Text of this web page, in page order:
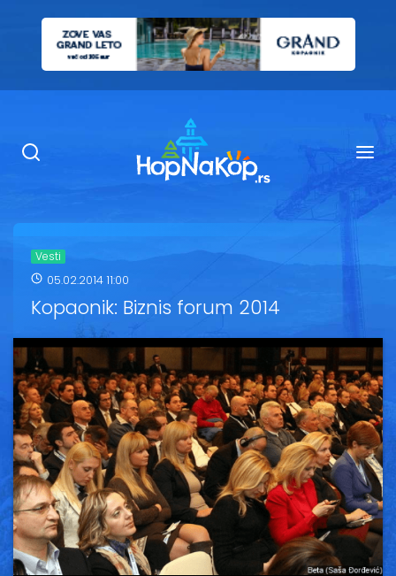
Ugostiteljstvo
Kop Info
Ski renta
Vesti
Oglasi
Galerija
Copyright© 2020
Vesti
05.02.2014 11:00
Kopaonik: Biznis forum 2014